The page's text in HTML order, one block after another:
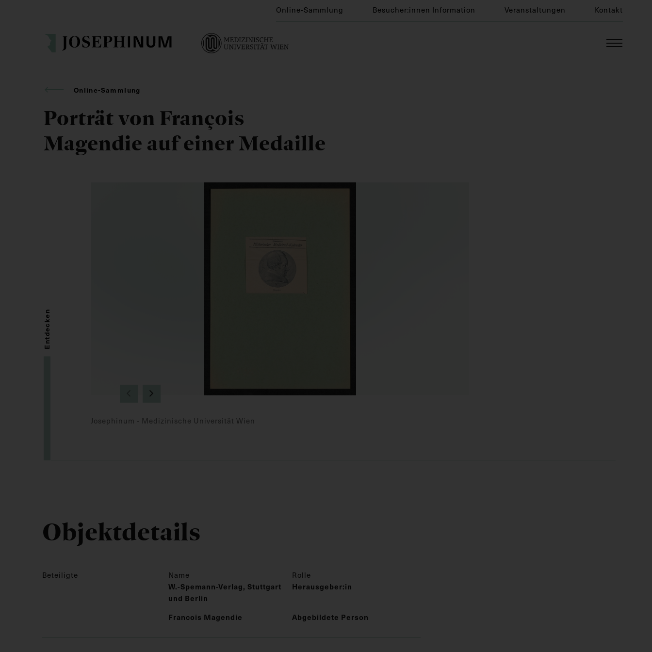
Online-Sammlung Besucher:innen Information Veranstaltungen Kontakt
Online-Sammlung
Porträt von François
Magendie auf einer Medaille
Josephinum - Medizinische Universität Wien
Entdecken
Objektdetails
Beteiligte Name Rolle
W.-Spemann-Verlag, Stuttgart
und Berlin
Herausgeber:in
Francois Magendie Abgebildete Person